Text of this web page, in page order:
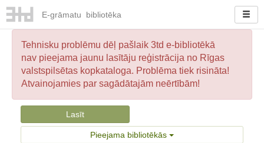
E-grāmatu bibliotēka
Tehnisku problēmu dēļ pašlaik 3td e-bibliotēkā
nav pieejama jaunu lasītāju reģistrācija no Rīgas
valstspilsētas kopkataloga. Problēma tiek risināta!
Atvainojamies par sagādātajām neērtībām!
Lasīt
Pieejama bibliotēkās